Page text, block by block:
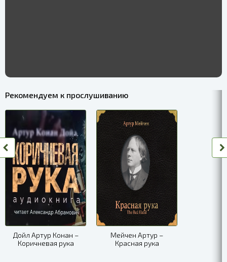
Рекомендуем к прослушиванию
Дойл Артур Конан –
Коричневая рука
Мейчен Артур –
Красная рука